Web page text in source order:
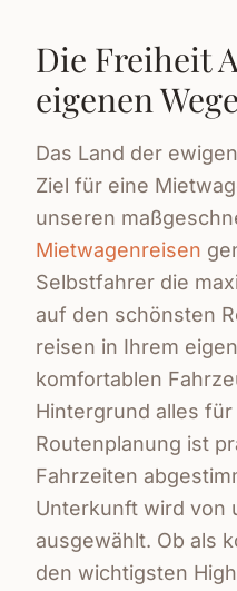
Die Freiheit
eigenen
Das Land der
Ziel für eine
unseren
Mietwagenreisen
Selbstfahrer die
auf den schönsten
reisen in Ihrem
komfortablen
Hintergrund alles
Routenplanung ist
Fahrzeiten
Unterkunft wird von
ausgewählt. Ob als
den wichtigsten